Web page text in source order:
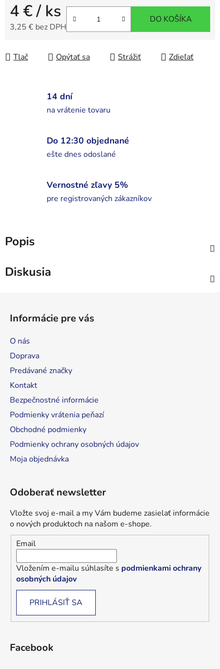
4 €/ ks
3,25 € bez DPH
DO KOŠÍKA
Tlač Opýtať sa Strážiť Zdieľať
14 dní
na vrátenie tovaru
Do 12:30 objednané
ešte dnes odoslané
Vernostné zľavy 5%
pre registrovaných zákazníkov
Popis
Diskusia
Informácie pre vás
O nás
Doprava
Predávané značky
Kontakt
Bezpečnostné informácie
Podmienky vrátenia peňazí
Obchodné podmienky
Podmienky ochrany osobných údajov
Moja objednávka
Odoberať newsletter
Vložte svoj e-mail a my Vám budeme zasielať informácie
o nových produktoch na našom e-shope.
Email
Vložením e-mailu súhlasíte s podmienkami ochrany
osobných údajov
PRIHLÁSIŤ SA
Facebook